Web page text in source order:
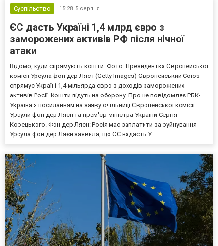
Суспільство 15:28, 5 серпня
ЄС дасть Україні 1,4 млрд євро з
заморожених активів РФ після нічної
атаки
Відомо, куди спрямують кошти. Фото: Президентка Європейської
комісії Урсула фон дер Ляєн (Getty Images) Європейський Союз
спрямує Україні 1,4 мільярда євро з доходів заморожених
активів Росії. Кошти підуть на оборону. Про це повідомляє РБК-
Україна з посиланням на заяву очільниці Європейської комісії
Урсули фон дер Ляєн та прем'єр-міністра України Сергія
Корецького. Фон дер Ляєн: Росія має заплатити за руйнування
Урсула фон дер Ляєн заявила, що ЄС надасть У...